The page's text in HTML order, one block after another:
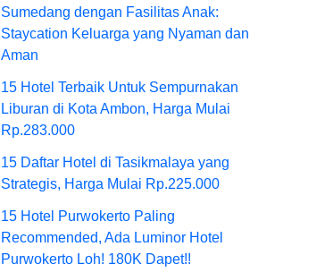
Sumedang dengan Fasilitas Anak:
Staycation Keluarga yang Nyaman dan
Aman
15 Hotel Terbaik Untuk Sempurnakan
Liburan di Kota Ambon, Harga Mulai
Rp.283.000
15 Daftar Hotel di Tasikmalaya yang
Strategis, Harga Mulai Rp.225.000
15 Hotel Purwokerto Paling
Recommended, Ada Luminor Hotel
Purwokerto Loh! 180K Dapet!!